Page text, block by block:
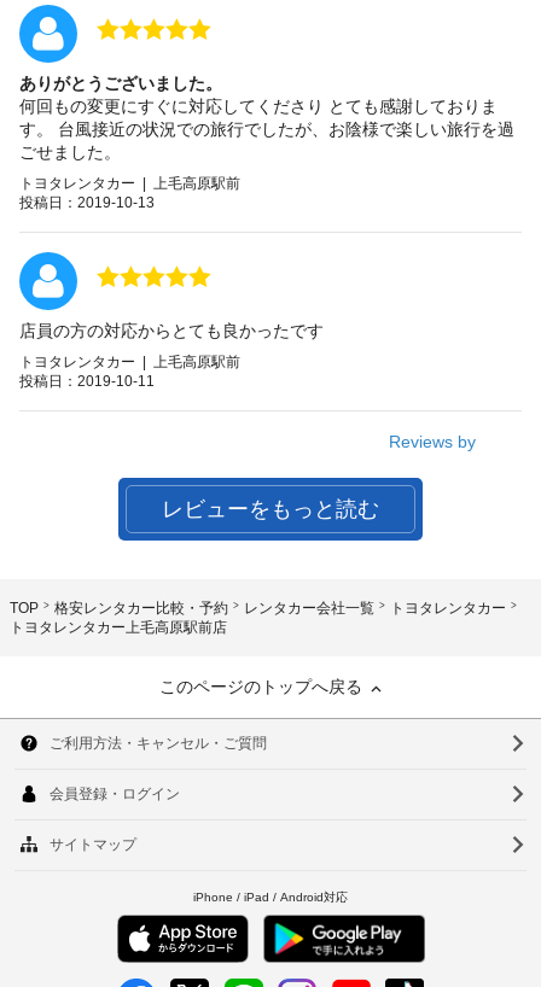
ありがとうございました。
何回もの変更にすぐに対応してくださり とても感謝しておりま
す。 台風接近の状況での旅行でしたが、お陰様で楽しい旅行を過
ごせました。
トヨタレンタカー | 上毛高原駅前
投稿日：2019-10-13
店員の方の対応からとても良かったです
トヨタレンタカー | 上毛高原駅前
投稿日：2019-10-11
Reviews by
レビューをもっと読む
TOP 格安レンタカー比較・予約 レンタカー会社一覧
トヨタレンタカー
トヨタレンタカー上毛高原駅前店
このページのトップへ戻る